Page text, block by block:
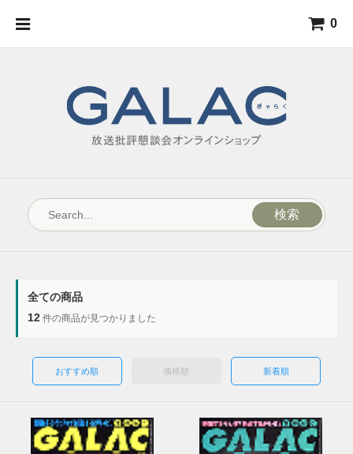
0
検索
全ての商品
12 件の商品が見つかりました
おすすめ順 価格順 新着順